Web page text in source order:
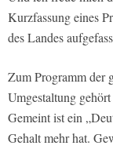
Kurzfassung eines
des Landes
Zum Programm der
Umgestaltung
Gemeint ist ein
Gehalt mehr hat.